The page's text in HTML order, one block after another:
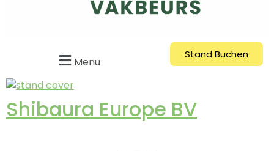
Menu
Stand Buchen
Shibaura Europe BV